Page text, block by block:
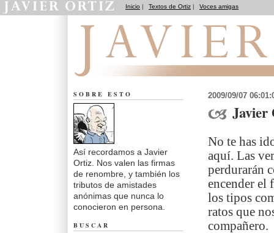
Inicio | Textos de Ortiz | Voces amigas
2009/09/07
No te has
aquí. Las
perdurarán
encender el
los tipos
ratos que
compañero.
SOBRE ESTO
Así recordamos a Javier
Ortiz. Nos valen las firmas
de renombre, y también los
tributos de amistades
anónimas que nunca lo
conocieron en persona.
BUSCAR